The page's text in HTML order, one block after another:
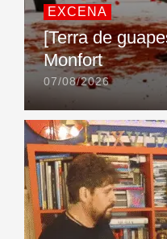
EXCENA
[Terra de
Monfort
07/08/2026